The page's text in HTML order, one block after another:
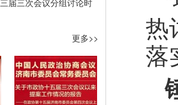
届三次会议分组讨论时
更多>>
热
落